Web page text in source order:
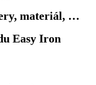
materiál, …
Easy Iron